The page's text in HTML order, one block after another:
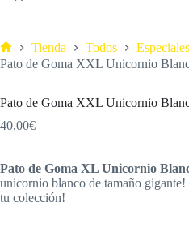
Tienda Todos Especiales
Pato de Goma XXL Unicornio
Pato de Goma XXL Unicornio
40,00€
Pato de Goma XL Unicornio
unicornio blanco de tamaño gigante!
tu colección!